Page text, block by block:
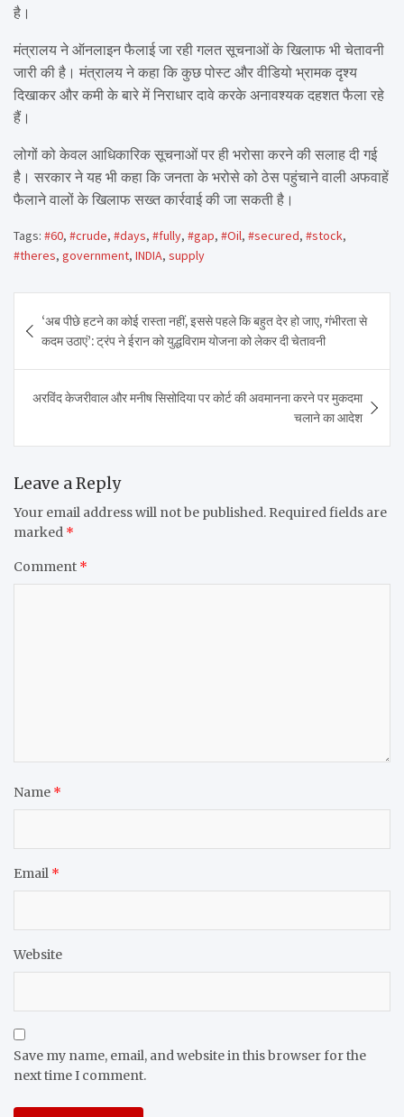
है।
मंत्रालय ने ऑनलाइन फैलाई जा रही गलत सूचनाओं के खिलाफ भी चेतावनी
जारी की है। मंत्रालय ने कहा कि कुछ पोस्ट और वीडियो भ्रामक दृश्य
दिखाकर और कमी के बारे में निराधार दावे करके अनावश्यक दहशत फैला रहे
हैं।
लोगों को केवल आधिकारिक सूचनाओं पर ही भरोसा करने की सलाह दी गई
है। सरकार ने यह भी कहा कि जनता के भरोसे को ठेस पहुंचाने वाली अफवाहें
फैलाने वालों के खिलाफ सख्त कार्रवाई की जा सकती है।
Tags: #60, #crude, #days, #fully, #gap, #Oil, #secured, #stock,
#theres, government, INDIA, supply
navigation
‘अब पीछे हटने का कोई रास्ता नहीं, इससे पहले कि बहुत देर हो जाए, गंभीरता से
कदम उठाएं’: ट्रंप ने ईरान को युद्धविराम योजना को लेकर दी चेतावनी
अरविंद केजरीवाल और मनीष सिसोदिया पर कोर्ट की अवमानना करने पर मुकदमा
चलाने का आदेश
Leave a Reply
Your email address will not be published. Required fields are
marked *
Comment *
Name *
Email *
Website
Save my name, email, and website in this browser for the
next time I comment.